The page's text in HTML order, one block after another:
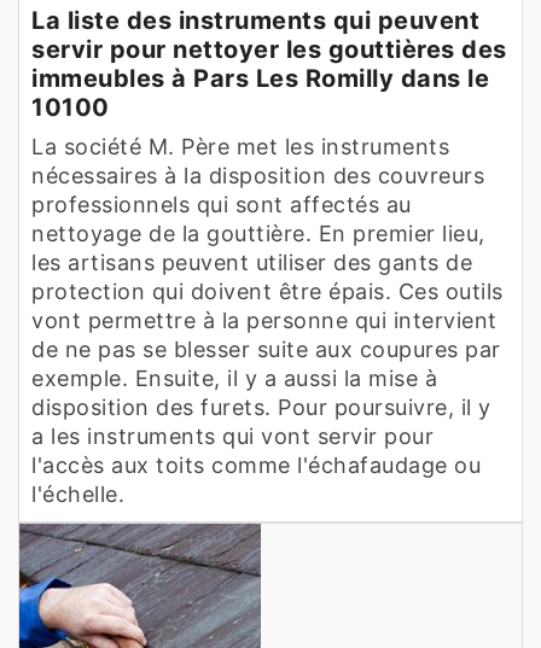
La liste des instruments qui peuvent
servir pour nettoyer les gouttières des
immeubles à Pars Les Romilly dans le
10100
La société M. Père met les instruments
nécessaires à la disposition des couvreurs
professionnels qui sont affectés au
nettoyage de la gouttière. En premier lieu,
les artisans peuvent utiliser des gants de
protection qui doivent être épais. Ces outils
vont permettre à la personne qui intervient
de ne pas se blesser suite aux coupures par
exemple. Ensuite, il y a aussi la mise à
disposition des furets. Pour poursuivre, il y
a les instruments qui vont servir pour
l'accès aux toits comme l'échafaudage ou
l'échelle.